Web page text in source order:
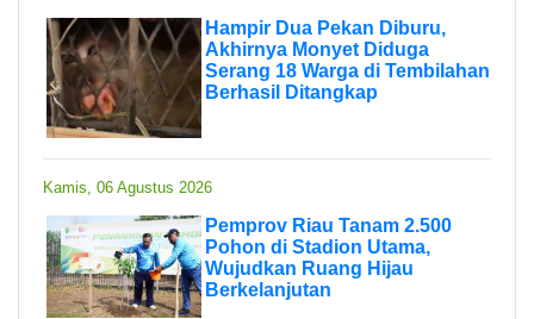
Hampir Dua Pekan Diburu,
Akhirnya Monyet Diduga
Serang 18 Warga di Tembilahan
Berhasil Ditangkap
Kamis, 06 Agustus 2026
Pemprov Riau Tanam 2.500
Pohon di Stadion Utama,
Wujudkan Ruang Hijau
Berkelanjutan